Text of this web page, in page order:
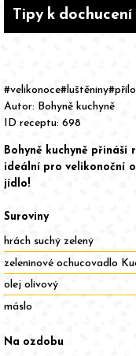
Tipy k dochucení
of
1#velikonoce#luštěniny
Autor: Bohyně kuchyně
ID receptu: 698
Bohyně kuchyně
ideální pro velikonoční
jídlo!
Suroviny
hrách suchý zelený
zeleninové ochucovadlo
olej olivový
máslo
Na ozdobu